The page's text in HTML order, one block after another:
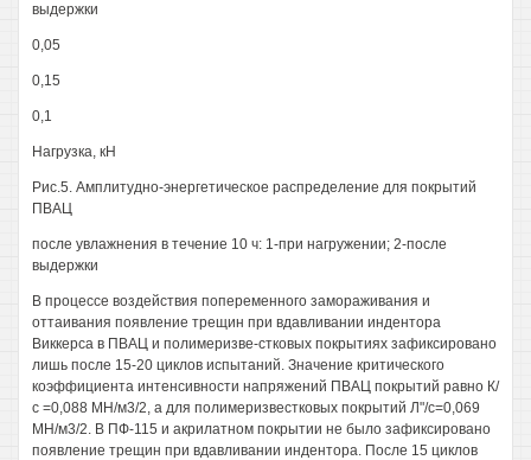
выдержки
0,05
0,15
0,1
Нагрузка, кН
Рис.5. Амплитудно-энергетическое распределение для покрытий
ПВАЦ
после увлажнения в течение 10 ч: 1-при нагружении; 2-после
выдержки
В процессе воздействия попеременного замораживания и
оттаивания появление трещин при вдавливании индентора
Виккерса в ПВАЦ и полимеризве-стковых покрытиях зафиксировано
лишь после 15-20 циклов испытаний. Значение критического
коэффициента интенсивности напряжений ПВАЦ покрытий равно К/
с =0,088 МН/м3/2, а для полимеризвестковых покрытий Л"/с=0,069
МН/м3/2. В ПФ-115 и акрилатном покрытии не было зафиксировано
появление трещин при вдавливании индентора. После 15 циклов